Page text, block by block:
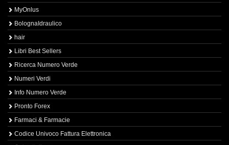
MyOnlus
BolognaIdraulico
hair
Libri Best Sellers
Ricerca Numero Verde
Numeri Verdi
Info Numero Verde
Pronto Forex
Farmaci & Farmacie
Codice Univoco Fattura Elettronica